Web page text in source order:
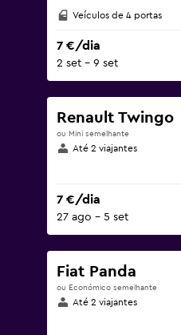
Veículos de 4 portas
7 €/dia
2 set – 9 set
Renault Twingo
ou Mini semelhante
Até 2 viajantes
7 €/dia
27 ago – 5 set
Fiat Panda
ou Económico semelhante
Até 2 viajantes